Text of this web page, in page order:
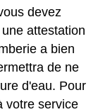
devez
attestation
a bien
de ne
d'eau. Pour
votre service